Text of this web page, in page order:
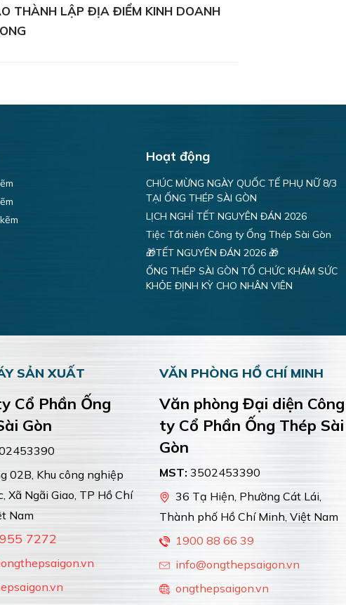
THÀNH LẬP ĐỊA ĐIỂM KINH DOANH
Hoạt động
CHÚC MỪNG NGÀY QUỐC TẾ PHỤ NỮ 8/3
TẠI ỐNG THÉP SÀI GÒN
LỊCH NGHỈ TẾT NGUYÊN ĐÁN 2026
Tiệc Tất niên Công ty Ống Thép Sài Gòn
🎁TẾT NGUYÊN ĐÁN 2026 🎁
ỐNG THÉP SÀI GÒN TỔ CHỨC KHÁM SỨC
KHỎE ĐỊNH KỲ CHO NHÂN VIÊN
SẢN XUẤT
Cổ Phần Ống
Gòn
02B, Khu công nghiệp
Xã Ngãi Giao, TP Hồ Chí
Nam
7272
VĂN PHÒNG HỒ CHÍ MINH
Văn phòng Đại diện Công
ty Cổ Phần Ống Thép Sài
Gòn
MST: 3502453390
36 Tạ Hiện, Phường Cát Lái,
Thành phố Hồ Chí Minh, Việt Nam
1900 88 66 39
info@ongthepsaigon.vn
ongthepsaigon.vn